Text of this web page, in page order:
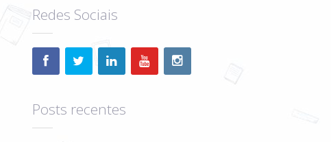
Redes Sociais
Posts recentes